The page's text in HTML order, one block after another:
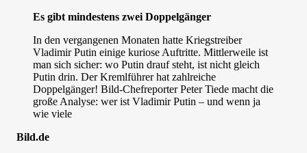
Es gibt mindestens zwei Doppelgänger
In den vergangenen Monaten hatte Kriegstreiber
Vladimir Putin einige kuriose Auftritte. Mittlerweile ist
man sich sicher: wo Putin drauf steht, ist nicht gleich
Putin drin. Der Kremlführer hat zahlreiche
Doppelgänger! Bild-Chefreporter Peter Tiede macht die
große Analyse: wer ist Vladimir Putin – und wenn ja
wie viele
Bild.de